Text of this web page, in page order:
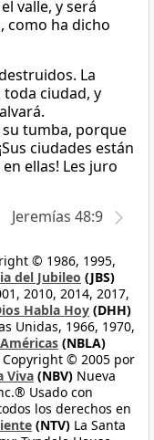
valle, y será
como ha dicho
La
ciudad, y
su tumba, porque
ciudades están
ellas! Les juro
Jeremías 48:9
© 1986, 1995,
del Jubileo (JBS)
2010, 2014, 2017,
Habla Hoy (DHH)
Unidas, 1966, 1970,
(NBLA)
© 2005 por
Viva (NBV) Nueva
Usado con
los derechos en
(NTV) La Santa